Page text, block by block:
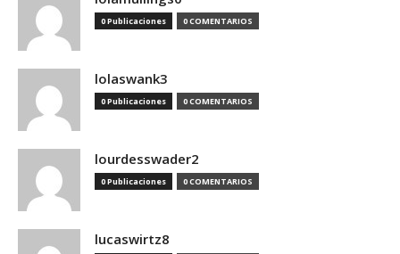
0 Publicaciones 0 COMENTARIOS
lolaswank3
0 Publicaciones 0 COMENTARIOS
lourdesswader2
0 Publicaciones 0 COMENTARIOS
lucaswirtz8